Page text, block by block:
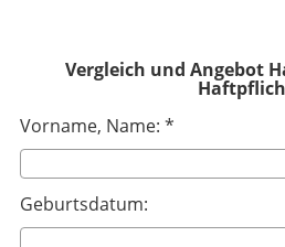
Vergleich und Angebot
Vorname, Name: *
Geburtsdatum: